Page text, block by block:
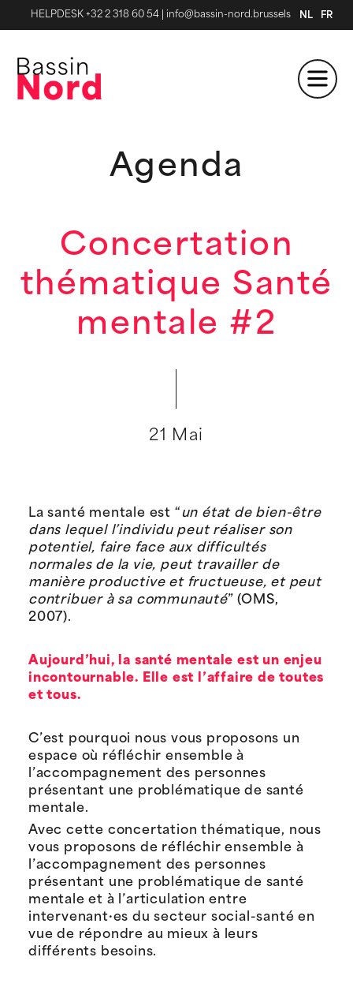
HELPDESK +32 2 318 60 54 info@bassin-nord.brussels NL FR
Agenda
Concertation
thématique Santé
mentale #2
21 Mai
La santé mentale est “ un état de bien-être
dans lequel l’individu peut réaliser son
potentiel, faire face aux difficultés
normales de la vie, peut travailler de
manière productive et fructueuse, et peut
contribuer à sa communauté” (OMS,
2007).
Aujourd’hui, la santé mentale est un enjeu
incontournable. Elle est l’affaire de toutes
et tous.
C’est pourquoi nous vous proposons un
espace où réfléchir ensemble à
l’accompagnement des personnes
présentant une problématique de santé
mentale.
Avec cette concertation thématique, nous
vous proposons de réfléchir ensemble à
l’accompagnement des personnes
présentant une problématique de santé
mentale et à l’articulation entre
intervenant·es du secteur social-santé en
vue de répondre au mieux à leurs
différents besoins.